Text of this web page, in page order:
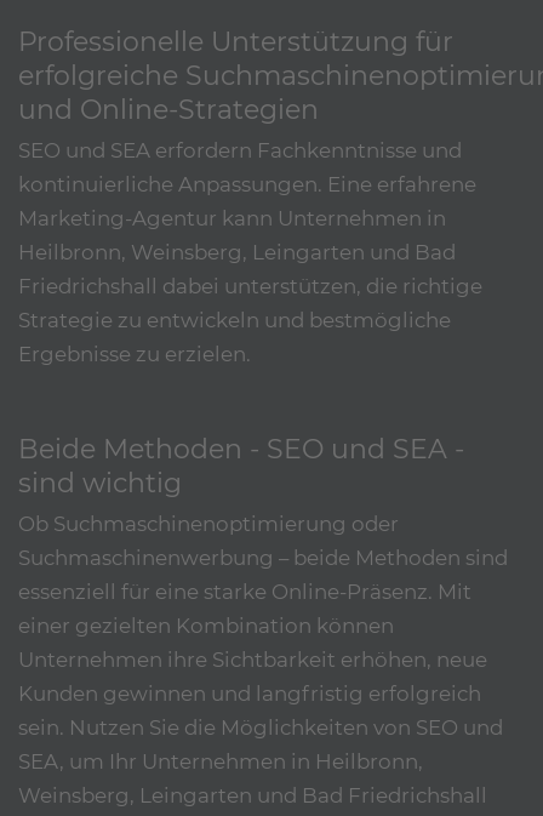
Professionelle Unterstützung für
erfolgreiche
und Online-Strategien
SEO und SEA erfordern Fachkenntnisse und
kontinuierliche Anpassungen. Eine erfahrene
Marketing-Agentur kann Unternehmen in
Heilbronn, Weinsberg, Leingarten und Bad
Friedrichshall dabei unterstützen, die richtige
Strategie zu entwickeln und bestmögliche
Ergebnisse zu erzielen.
Beide Methoden - SEO und SEA -
sind wichtig
Ob Suchmaschinenoptimierung oder
Suchmaschinenwerbung – beide Methoden sind
essenziell für eine starke Online-Präsenz. Mit
einer gezielten Kombination können
Unternehmen ihre Sichtbarkeit erhöhen, neue
Kunden gewinnen und langfristig erfolgreich
sein. Nutzen Sie die Möglichkeiten von SEO und
SEA, um Ihr Unternehmen in Heilbronn,
Weinsberg, Leingarten und Bad Friedrichshall